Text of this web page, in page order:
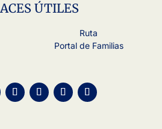
ÚTILES
Ruta
Portal de Familias